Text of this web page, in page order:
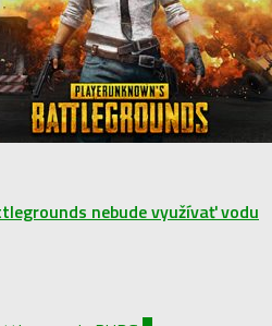
nebude využívať vodu